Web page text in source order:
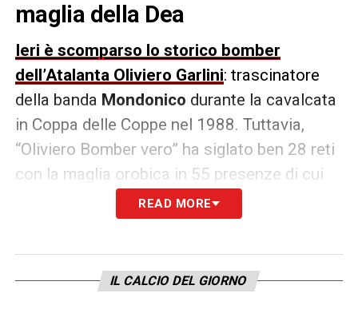
maglia della Dea
Ieri è scomparso lo storico bomber
dell’Atalanta Oliviero Garlini: trascinatore
della banda Mondonico durante la cavalcata
in Coppa delle Coppe nel 1988. Tuttavia,
“Oliviero Bomber vero” ha siglato ben 28 reti
con la maglia orobica in 55 presenze di cui
molte passate alla storia. Ecco i 5 goal più
Garlinicon l’Atalanta
rigore verso la fine nel primo tempo che fece
READ MORE
IL CALCIO DEL GIORNO